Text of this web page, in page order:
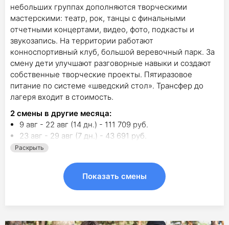
небольших группах дополняются творческими
мастерскими: театр, рок, танцы с финальными
отчетными концертами, видео, фото, подкасты и
звукозапись. На территории работают
конноспортивный клуб, большой веревочный парк. За
смену дети улучшают разговорные навыки и создают
собственные творческие проекты. Пятиразовое
питание по системе «шведский стол». Трансфер до
лагеря входит в стоимость.
2 смены в другие месяца:
9 авг - 22 авг (14 дн.) - 111 709 руб.
23 авг - 29 авг (7 дн.) - 43 691 руб.
Раскрыть
Показать смены